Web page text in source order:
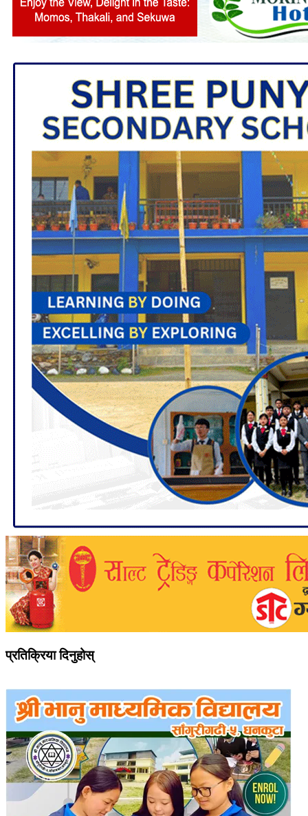
प्रतिक्रिया दिनुहोस्